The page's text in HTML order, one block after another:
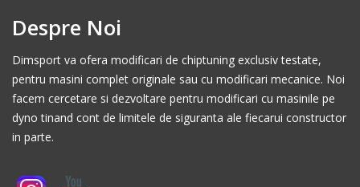
Despre Noi
Dimsport va ofera modificari de chiptuning exclusiv testate,
pentru masini complet originale sau cu modificari mecanice. Noi
facem cercetare si dezvoltare pentru modificari cu masinile pe
dyno tinand cont de limitele de siguranta ale fiecarui constructor
in parte.